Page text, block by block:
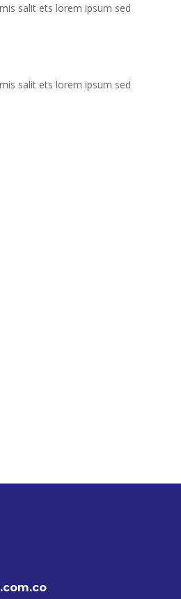
salit ets lorem ipsum sed
salit ets lorem ipsum sed